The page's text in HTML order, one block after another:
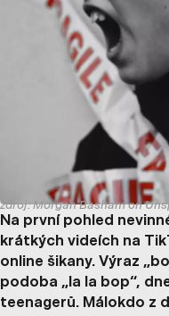
zdroj: Morgan Basham on
Na první pohled
krátkých videích na
online šikany. Výraz
podoba „la la bop“,
teenagerů. Málokdo z